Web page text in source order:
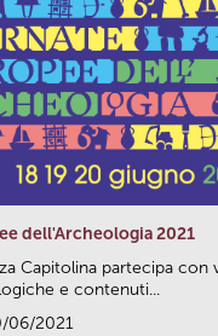
dell'Archeologia 2021
Capitolina partecipa con
e contenuti...
06/2021